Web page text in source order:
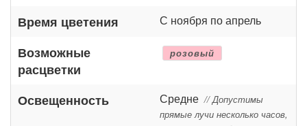
Время цветения С ноября по апрель
Возможные
расцветки
розовый
Освещенность Средне // Допустимы
прямые лучи несколько часов,